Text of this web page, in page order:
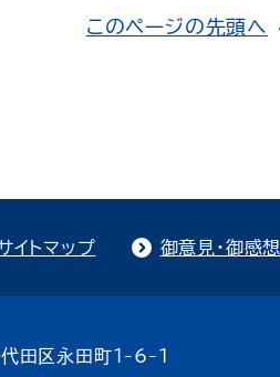
このページの先頭へ
イトマップ 御意見・御感想
田区永田町1-6-1